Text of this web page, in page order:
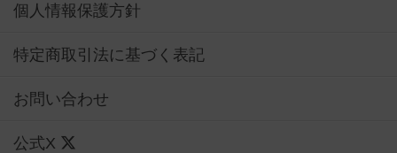
個人情報保護方針
特定商取引法に基づく表記
お問い合わせ
公式X